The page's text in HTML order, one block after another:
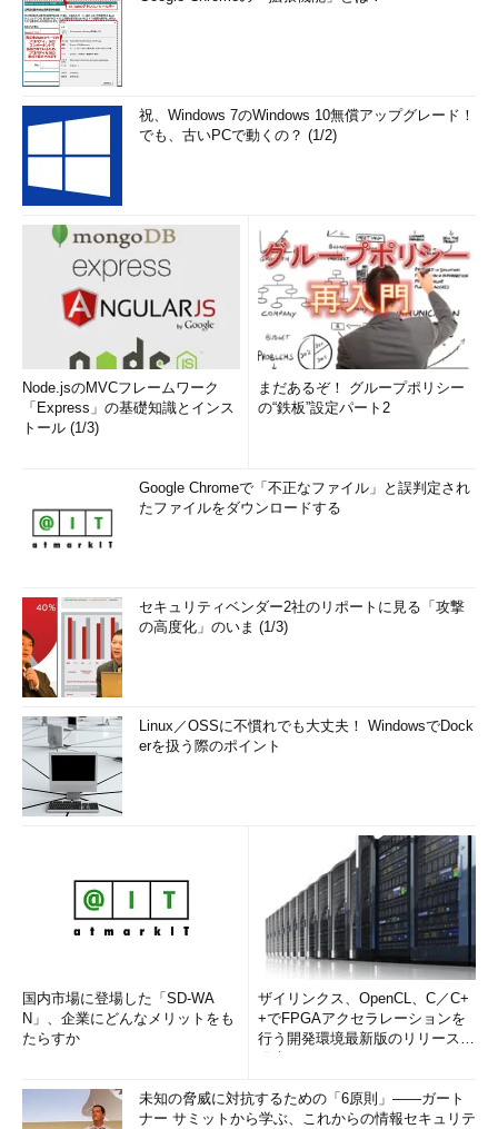
祝、Windows 7のWindows 10無償アップグレード！
でも、古いPCで動くの？ (1/2)
Node.jsのMVCフレームワーク
「Express」の基礎知識とインス
トール (1/3)
まだあるぞ！ グループポリシー
の“鉄板”設定パート2
Google Chromeで「不正なファイル」と誤判定され
たファイルをダウンロードする
セキュリティベンダー2社のリポートに見る「攻撃
の高度化」のいま (1/3)
Linux／OSSに不慣れでも大丈夫！ WindowsでDock
erを扱う際のポイント
国内市場に登場した「SD-WA
N」、企業にどんなメリットをも
たらすか
ザイリンクス、OpenCL、C／C+
+でFPGAアクセラレーションを
行う開発環境最新版のリリースを
未知の脅威に対抗するための「6原則」――ガート
ナー サミットから学ぶ、これからの情報セキュリテ